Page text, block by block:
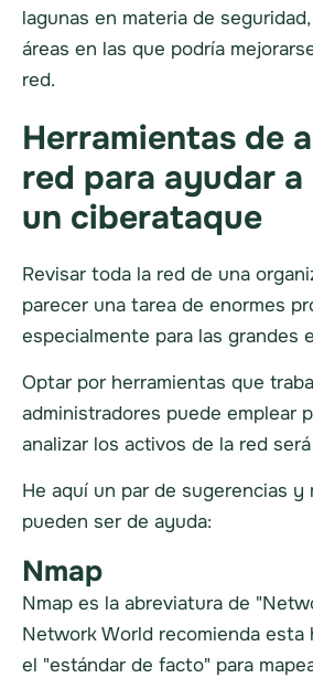
lagunas en materia de
áreas en las que podría
red.
Herramientas de
red para ayudar
un ciberataque
Revisar toda la red de una
parecer una tarea de enormes
especialmente para las grandes
Optar por herramientas que
administradores puede emplear
analizar los activos de la red
He aquí un par de sugerencias y
pueden ser de ayuda:
Nmap
Nmap es la abreviatura de
Network World recomienda esta
el "estándar de facto" para